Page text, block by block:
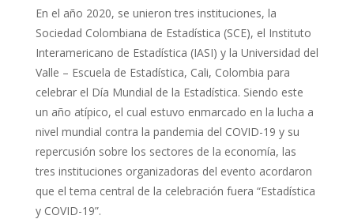
En el año 2020, se unieron tres instituciones, la
Sociedad Colombiana de Estadística (SCE), el Instituto
Interamericano de Estadística (IASI) y la Universidad del
Valle – Escuela de Estadística, Cali, Colombia para
celebrar el Día Mundial de la Estadística. Siendo este
un año atípico, el cual estuvo enmarcado en la lucha a
nivel mundial contra la pandemia del COVID-19 y su
repercusión sobre los sectores de la economía, las
tres instituciones organizadoras del evento acordaron
que el tema central de la celebración fuera “Estadística
y COVID-19”.